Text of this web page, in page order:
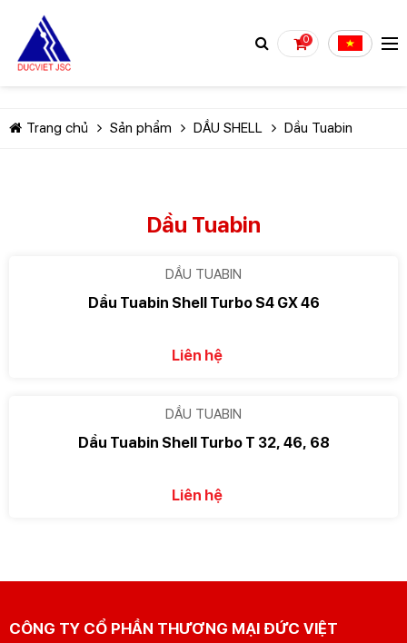
0
TIẾP TỤC MUA HÀNG
Trang chủ Sản phẩm DẦU SHELL Dầu Tuabin
Dầu Tuabin
DẦU TUABIN
Dầu Tuabin Shell Turbo S4 GX 46
Liên hệ
DẦU TUABIN
Dầu Tuabin Shell Turbo T 32, 46, 68
Liên hệ
CÔNG TY CỔ PHẦN THƯƠNG MẠI ĐỨC VIỆT